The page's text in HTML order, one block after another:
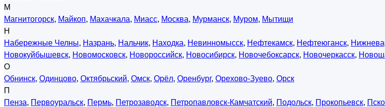
М
Магнитогорск, Майкоп, Махачкала, Миасс, Москва, Мурманск, Муром, Мытищи
Н
Набережные Челны, Назрань, Нальчик, Находка, Невинномысск, Нефтекамск, Нефтеюганск,
Новокуйбышевск, Новомосковск, Новороссийск, Новосибирск, Новочебоксарск, Новочеркасск,
О
Обнинск, Одинцово, Октябрьский, Омск, Орёл, Оренбург, Орехово-Зуево, Орск
П
Пенза, Первоуральск, Пермь, Петрозаводск, Петропавловск-Камчатский, Подольск, Прокопьевск,